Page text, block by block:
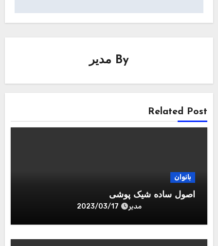
By مدیر
Related Post
بانوان
اصول ساده شیک پوشی
مدیر 2023/03/17